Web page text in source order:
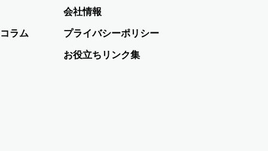
ラム
会社情報
プライバシーポリシー
お役立ちリンク集